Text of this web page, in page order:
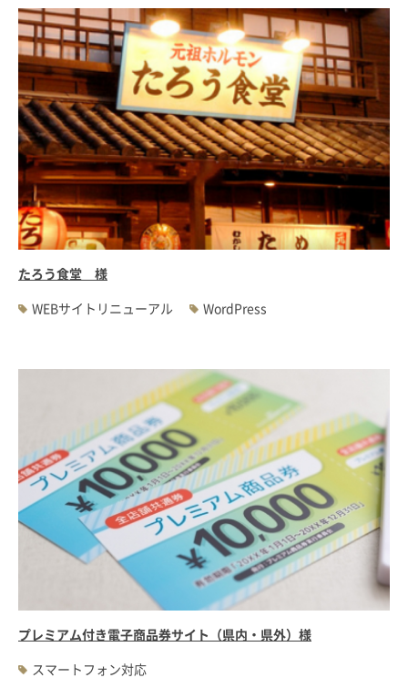
たろう食堂 様
WEBサイトリニューアル
WordPress
プレミアム付き電子商品券サイト（県内・県外）様
スマートフォン対応